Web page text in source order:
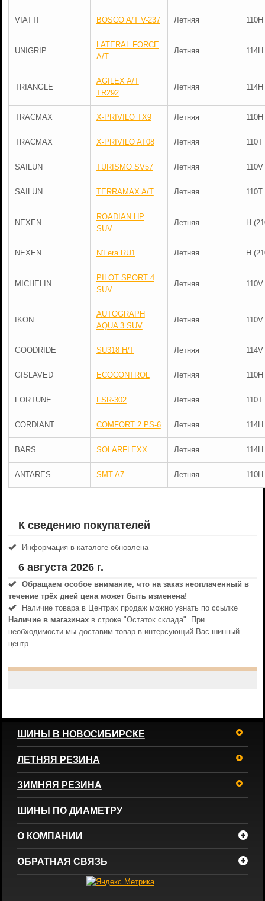
VIATTI BOSCO A/T V-237 Летняя 110H
UNIGRIP
LATERAL FORCE
A/T
Летняя 114H
TRIANGLE
AGILEX A/T
TR292
Летняя 114H
TRACMAX X-PRIVILO TX9 Летняя 110H
TRACMAX X-PRIVILO AT08 Летняя 110T
SAILUN TURISMO SV57 Летняя 110V
SAILUN TERRAMAX A/T Летняя 110T
NEXEN
ROADIAN HP
SUV
Летняя H
NEXEN N'Fera RU1 Летняя H
MICHELIN
PILOT SPORT 4
SUV
Летняя 110V
IKON
AUTOGRAPH
AQUA 3 SUV
Летняя 110V
GOODRIDE SU318 H/T Летняя 114V
GISLAVED ECOCONTROL Летняя 110H
FORTUNE FSR-302 Летняя 110T
CORDIANT COMFORT 2 PS-6 Летняя 114H
BARS SOLARFLEXX Летняя 114H
ANTARES SMT A7 Летняя 110H
К сведению покупателей
Информация в каталоге обновлена
6 августа 2026 г.
Обращаем особое внимание, что на заказ неоплаченный в
течениe трёх дней цена может быть изменена!
Наличие товара в Центрах продаж можно узнать по ссылке
Наличие в магазинахв строке "Остаток склада". При
необходимости мы доставим товар в интерсующий Вас шинный
центр.
ШИНЫ В НОВОСИБИРСКЕ
ЛЕТНЯЯ РЕЗИНА
ЗИМНЯЯ РЕЗИНА
ШИНЫ ПО ДИАМЕТРУ
О КОМПАНИИ
ОБРАТНАЯ СВЯЗЬ